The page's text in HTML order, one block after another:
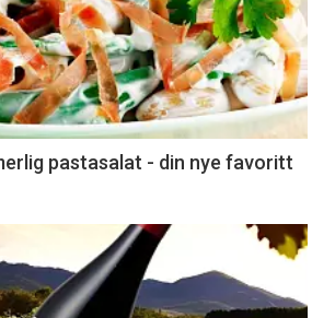
pastasalat - din nye favoritt